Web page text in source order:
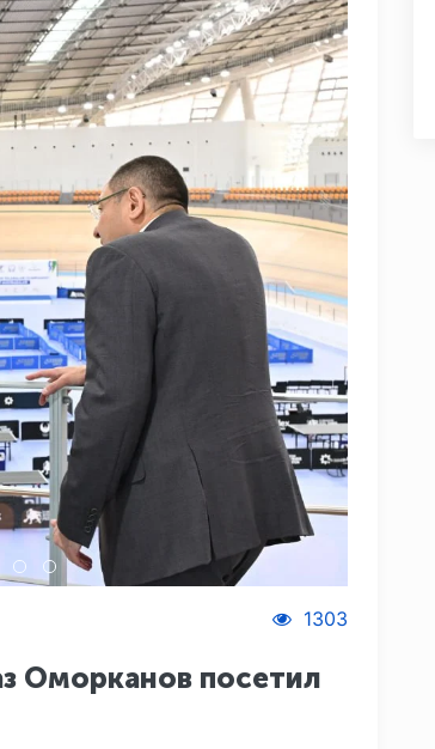
1303
Оморканов посетил